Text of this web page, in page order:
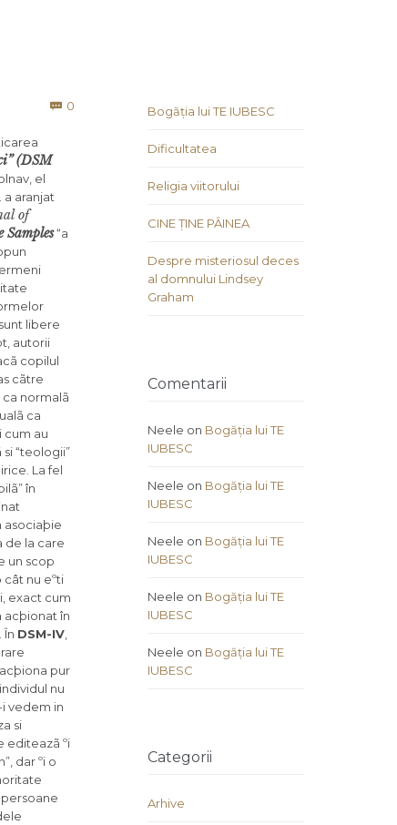
 0
(DSM
el
aranjat
of
“a
libere
autorii
copilul
cãtre
ca normalã
ca
cum au
“teologii”
La fel
în
asociaþie
de la care
un scop
nu eºti
exact cum
acþionat în
În DSM-IV
pur
nu
vedem in
si
editeazã ºi
dar ºi o
persoane
Bogăția lui TE IUBESC
Dificultatea
Religia viitorului
CINE ȚINE PÂINEA
Despre misteriosul deces
al domnului Lindsey
Graham
Comentarii
Neele on Bogăția lui TE
IUBESC
Neele on Bogăția lui TE
IUBESC
Neele on Bogăția lui TE
IUBESC
Neele on Bogăția lui TE
IUBESC
Neele on Bogăția lui TE
IUBESC
Categorii
Arhive